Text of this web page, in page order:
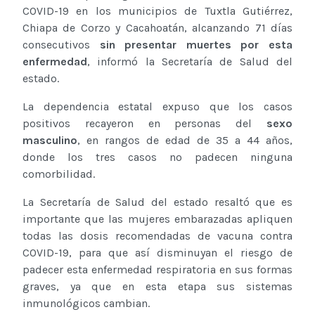
COVID-19 en los municipios de Tuxtla Gutiérrez,
Chiapa de Corzo y Cacahoatán, alcanzando 71 días
consecutivos sin presentar muertes por esta
enfermedad, informó la Secretaría de Salud del
estado.
La dependencia estatal expuso que los casos
positivos recayeron en personas del sexo
masculino, en rangos de edad de 35 a 44 años,
donde los tres casos no padecen ninguna
comorbilidad.
La Secretaría de Salud del estado resaltó que es
importante que las mujeres embarazadas apliquen
todas las dosis recomendadas de vacuna contra
COVID-19, para que así disminuyan el riesgo de
padecer esta enfermedad respiratoria en sus formas
graves, ya que en esta etapa sus sistemas
inmunológicos cambian.